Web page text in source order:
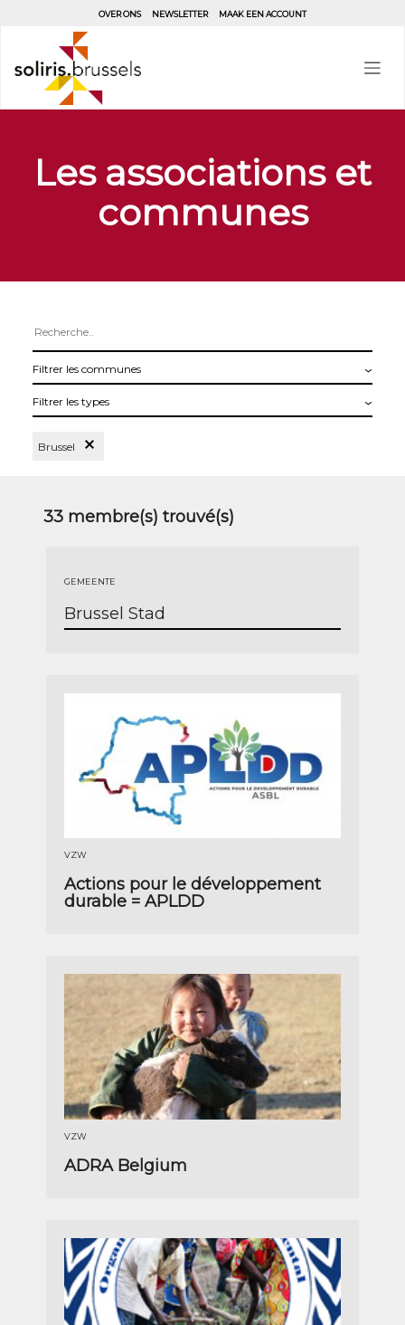
OVER ONS NEWSLETTER MAAK EEN ACCOUNT
Les associations et
communes
Brussel
Supprimer le Filtre Brussel
33 membre(s) trouvé(s)
GEMEENTE
Brussel Stad
VZW
Actions pour le développement
durable = APLDD
VZW
ADRA Belgium